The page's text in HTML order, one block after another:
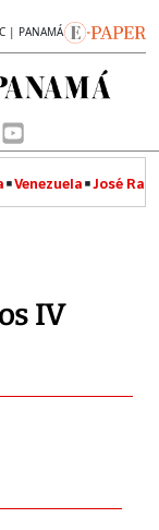
| PANAMÁ
Venezuela José
IV